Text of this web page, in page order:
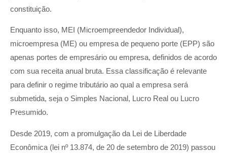
constituição.
Enquanto isso, MEI (Microempreendedor Individual),
microempresa (ME) ou empresa de pequeno porte (EPP) são
apenas portes de empresário ou empresa, definidos de acordo
com sua receita anual bruta. Essa classificação é relevante
para definir o regime tributário ao qual a empresa será
submetida, seja o Simples Nacional, Lucro Real ou Lucro
Presumido.
Desde 2019, com a promulgação da Lei de Liberdade
Econômica (lei nº 13.874, de 20 de setembro de 2019) passou